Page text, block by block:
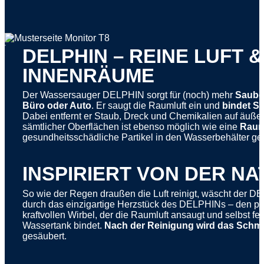
x
DELPHIN – REINE LUFT
INNENRÄUME
Der Wassersauger DELPHIN sorgt für (noch) mehr
Büro oder Auto. Er saugt die Raumluft ein und bindet
Dabei entfernt er Staub, Dreck und Chemikalien auf
sämtlicher Oberflächen ist ebenso möglich wie eine
gesundheitsschädliche Partikel in den Wasserbehälter
INSPIRIERT VON DER
So wie der Regen draußen die Luft reinigt, wäscht der
durch das einzigartige Herzstück des DELPHINs – den
kraftvollen Wirbel, der die Raumluft ansaugt und selbst
Wassertank bindet. Nach der Reinigung wird das
gesäubert.